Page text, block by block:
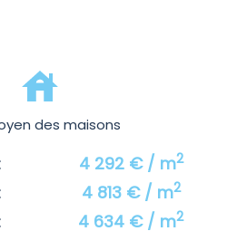
des maisons
4 292 € / m2
4 813 € / m2
4 634 € / m2